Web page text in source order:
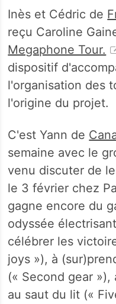
Inès et Cédric de
reçu Caroline
Megaphone Tour.
dispositif
l'organisation des
l'origine du projet.
C'est Yann de
semaine avec le
venu discuter de
le 3 février chez
gagne encore du
odyssée
célébrer les
joys »), à
(« Second gear
au saut du lit («